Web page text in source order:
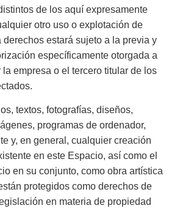
de los aquí expresamente
otro uso o explotación de
derechos estará sujeto a la previa y
específicamente otorgada a
la empresa o el tercero titular de los
textos, fotografías, diseños,
programas de ordenador,
y, en general, cualquier creación
en este Espacio, así como el
en su conjunto, como obra artística
protegidos como derechos de
en materia de propiedad